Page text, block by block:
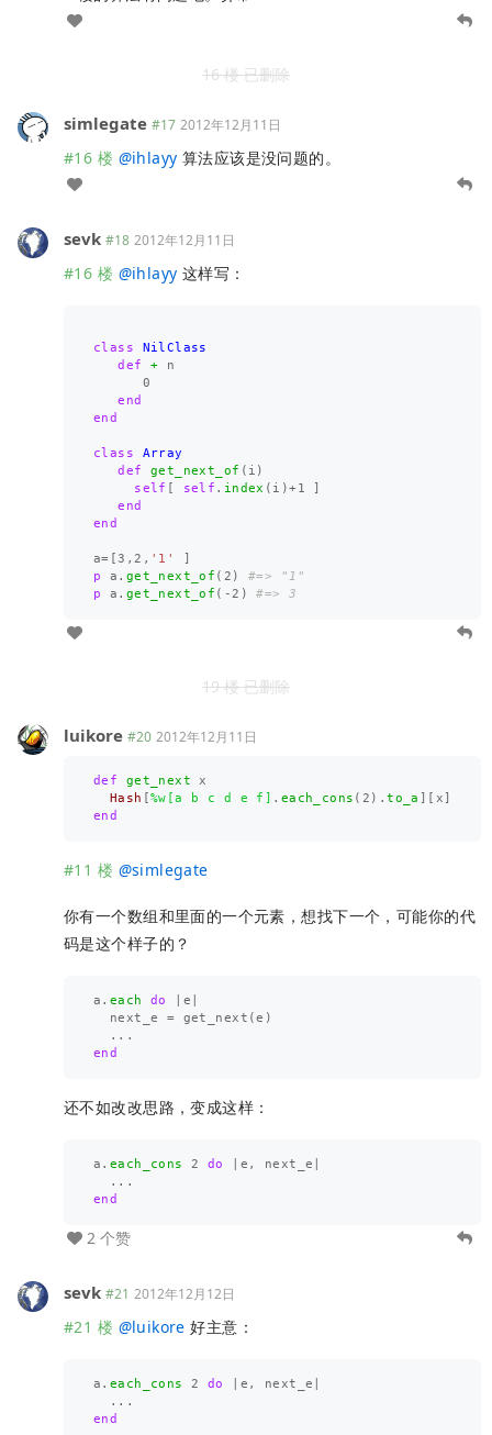
16 楼 已删除
simlegate #17 2012年12月11日
#16 楼 @ihlayy 算法应该是没问题的。
sevk #18 2012年12月11日
#16 楼 @ihlayy 这样写：
class
NilClass
def
+
n
0
end
end
class
Array
def
get_next_of ( i )
self [ self . index ( i )+1
]
end
end
a= [3 ,2 , '1'
]
p
a . get_next_of ( 2 )
#=> "1"
p
a . get_next_of ( -2 ) #=> 3
19 楼 已删除
luikore #20 2012年12月11日
def get_next
x
Hash [%w[a b c d e f] . each_cons ( 2 ).to_a ][ x ]
end
#11 楼 @simlegate
你有一个数组和里面的一个元素，想找下一个，可能你的代
码是这个样子的？
a . each do e
next_e
= get_next (e )
...
end
还不如改改思路，变成这样：
a . each_cons 2 do e , next_e
...
end
2 个赞
sevk #21 2012年12月12日
#21 楼 @luikore 好主意：
a . each_cons 2 do e , next_e
...
end